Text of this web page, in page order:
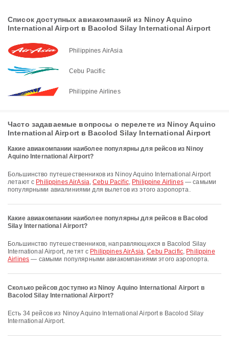
Список доступных авиакомпаний из Ninoy Aquino
International Airport в Bacolod Silay International Airport
Philippines AirAsia
Cebu Pacific
Philippine Airlines
Часто задаваемые вопросы о перелете из Ninoy Aquino
International Airport в Bacolod Silay International Airport
Какие авиакомпании наиболее популярны для рейсов из Ninoy
Aquino International Airport?
Большинство путешественников из Ninoy Aquino International Airport
летают с Philippines AirAsia,Cebu Pacific, Philippine Airlines— самыми
популярными авиалиниями для вылетов из этого аэропорта.
Какие авиакомпании наиболее популярны для рейсов в Bacolod
Silay International Airport?
Большинство путешественников, направляющихся в Bacolod Silay
International Airport, летят с Philippines AirAsia,Cebu Pacific, Philippine
Airlines — самыми популярными авиакомпаниями этого аэропорта.
Сколько рейсов доступно из Ninoy Aquino International Airport в
Bacolod Silay International Airport?
Есть 34 рейсов из Ninoy Aquino International Airport в Bacolod Silay
International Airport.